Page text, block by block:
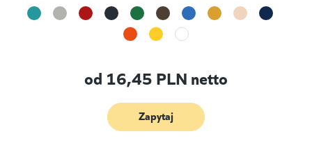
od 16,45 PLN netto
Zapytaj